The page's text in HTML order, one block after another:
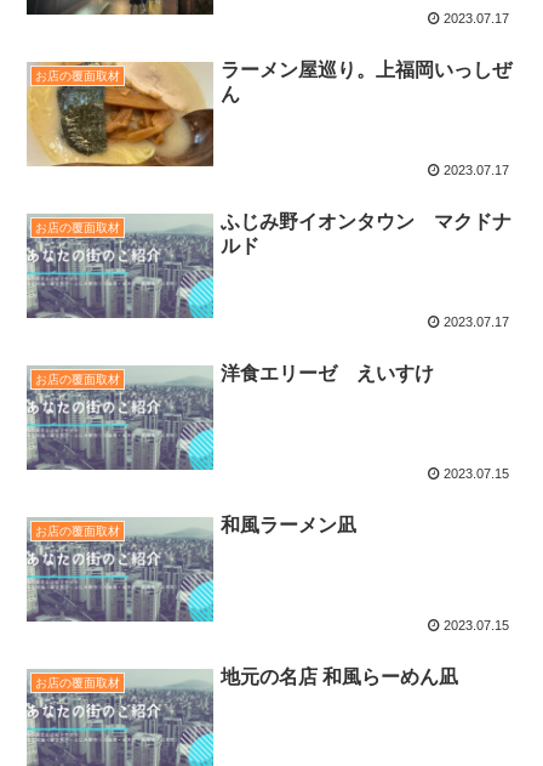
2023.07.17
お店の覆面取材
ラーメン屋巡り。上福岡いっしぜ
ん
2023.07.17
お店の覆面取材
ふじみ野イオンタウン マクドナ
ルド
2023.07.17
お店の覆面取材 洋食エリーゼ えいすけ
2023.07.15
お店の覆面取材 和風ラーメン凪
2023.07.15
お店の覆面取材 地元の名店 和風らーめん凪